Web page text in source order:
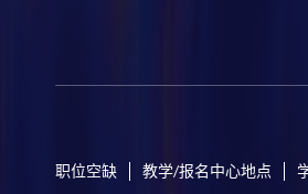
职位空缺 教学/报名中心地点